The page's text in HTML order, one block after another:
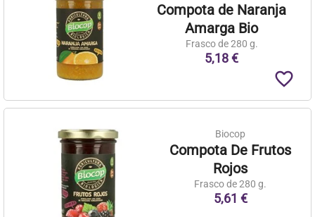
Compota de Naranja
Amarga Bio
Frasco de 280 g.
5,18 €
favorite_border
Biocop
Compota De Frutos
Rojos
Frasco de 280 g.
5,61 €